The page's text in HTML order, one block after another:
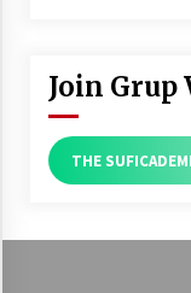
Join Grup
THE